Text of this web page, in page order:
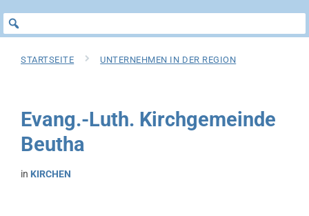
STARTSEITE UNTERNEHMEN IN DER REGION
Evang.-Luth. Kirchgemeinde
Beutha
in KIRCHEN